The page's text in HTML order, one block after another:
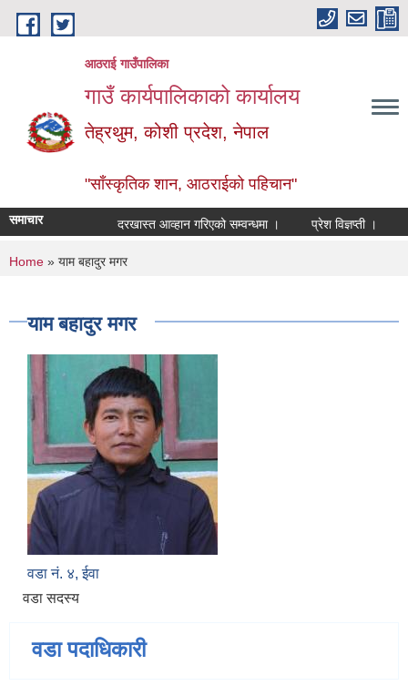
Skip to main content
आठराई गाउँपालिका
गाउँ कार्यपालिकाको कार्यालय
तेह्रथुम, कोशी प्रदेश, नेपाल
"साँस्कृतिक शान, आठराईको पहिचान"
समाचार दरखास्त आव्हान गरिएको सम्वन्धमा । प्रेश विज्ञप्ती ।
You are here
Home » याम बहादुर मगर
याम बहादुर मगर
वडा नं. ४, ईवा
वडा सदस्य
वडा पदाधिकारी